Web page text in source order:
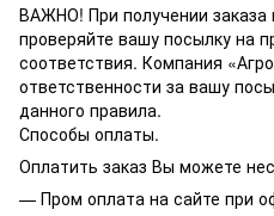
ВАЖНО! При получении заказа
проверяйте вашу посылку на
соответствия. Компания
ответственности за вашу
данного правила.
Способы оплаты.
Оплатить заказ Вы можете
— Пром оплата на сайте при